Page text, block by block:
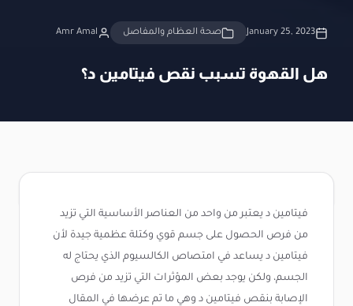
January 25, 2023 صحة العظام والمفاصل Amr Amal
هل القهوة تسبب نقص فيتامين د؟
فيتامين د يعتبر من واحد من العناصر الأساسية التي تزيد
من فرص الحصول على جسم قوي وكتلة عظمية جيدة لأن
فيتامين د يساعد في امتصاص الكالسيوم الذي يحتاج له
الجسم، ولكن يوجد بعض المؤثرات التي تزيد من فرص
الإصابة بنقص فيتامين د وهي ما تم عرضها في المقال